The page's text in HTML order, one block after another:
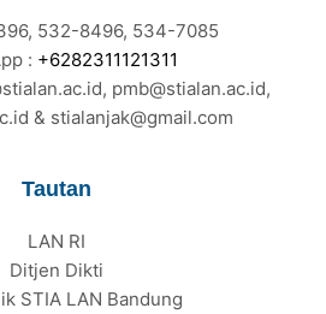
532-8496, 534-7085
: +6282311121311
pmb@stialan.ac.id,
& stialanjak@gmail.com
Tautan
LAN RI
Ditjen Dikti
STIA LAN Bandung